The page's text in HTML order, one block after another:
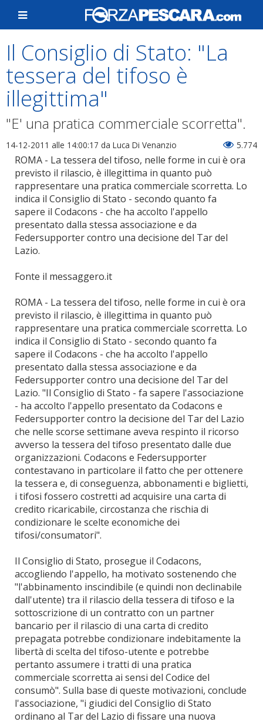
Il Consiglio di Stato: "La
tessera del tifoso è
illegittima"
"E' una pratica commerciale scorretta".
14-12-2011 alle 14:00:17 da Luca Di Venanzio 5.774
ROMA - La tessera del tifoso, nelle forme in cui è ora
previsto il rilascio, è illegittima in quanto può
rappresentare una pratica commerciale scorretta. Lo
indica il Consiglio di Stato - secondo quanto fa
sapere il Codacons - che ha accolto l'appello
presentato dalla stessa associazione e da
Federsupporter contro una decisione del Tar del
Lazio.
Fonte il messaggero.it
ROMA - La tessera del tifoso, nelle forme in cui è ora
previsto il rilascio, è illegittima in quanto può
rappresentare una pratica commerciale scorretta. Lo
indica il Consiglio di Stato - secondo quanto fa
sapere il Codacons - che ha accolto l'appello
presentato dalla stessa associazione e da
Federsupporter contro una decisione del Tar del
Lazio. "Il Consiglio di Stato - fa sapere l'associazione
- ha accolto l'appello presentato da Codacons e
Federsupporter contro la decisione del Tar del Lazio
che nelle scorse settimane aveva respinto il ricorso
avverso la tessera del tifoso presentato dalle due
organizzazioni. Codacons e Federsupporter
contestavano in particolare il fatto che per ottenere
la tessera e, di conseguenza, abbonamenti e biglietti,
i tifosi fossero costretti ad acquisire una carta di
credito ricaricabile, circostanza che rischia di
condizionare le scelte economiche dei
tifosi/consumatori".
Il Consiglio di Stato, prosegue il Codacons,
accogliendo l'appello, ha motivato sostenendo che
"l'abbinamento inscindibile (e quindi non declinabile
dall'utente) tra il rilascio della tessera di tifoso e la
sottoscrizione di un contratto con un partner
bancario per il rilascio di una carta di credito
prepagata potrebbe condizionare indebitamente la
libertà di scelta del tifoso-utente e potrebbe
pertanto assumere i tratti di una pratica
commerciale scorretta ai sensi del Codice del
consumò". Sulla base di queste motivazioni, conclude
l'associazione, "i giudici del Consiglio di Stato
ordinano al Tar del Lazio di fissare una nuova